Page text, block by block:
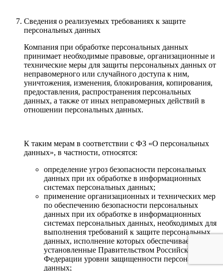
Сведения о реализуемых требованиях к защите
персональных данных
Компания при обработке персональных данных
принимает необходимые правовые, организационные и
технические меры для защиты персональных данных от
неправомерного или случайного доступа к ним,
уничтожения, изменения, блокирования, копирования,
предоставления, распространения персональных
данных, а также от иных неправомерных действий в
отношении персональных данных.
К таким мерам в соответствии с ФЗ «О персональных
данных», в частности, относятся:
определение угроз безопасности персональных
данных при их обработке в информационных
системах персональных данных;
применение организационных и технических мер
по обеспечению безопасности персональных
данных при их обработке в информационных
системах персональных данных, необходимых для
выполнения требований к защите персональных
данных, исполнение которых обеспечивает
установленные Правительством Российской
Федерации уровни защищенности персональных
данных;